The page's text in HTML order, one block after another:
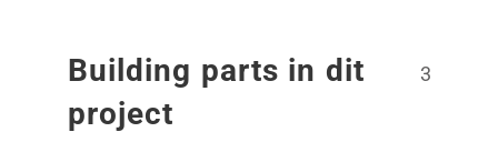
Building parts in dit
project
3